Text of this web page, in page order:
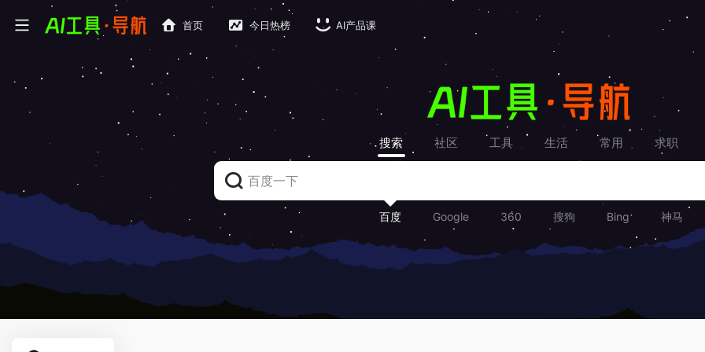
首页 今日热榜 AI产品课
搜索 社区 工具 生活 常用 求职
百度 Google 360 搜狗 Bing 神马